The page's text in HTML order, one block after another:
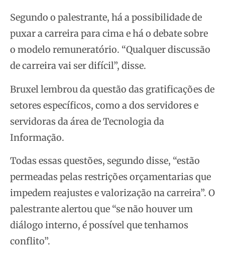
Segundo o palestrante, há a possibilidade de
puxar a carreira para cima e há o debate sobre
o modelo remuneratório. “Qualquer discussão
de carreira vai ser difícil”, disse.
Bruxel lembrou da questão das gratificações de
setores específicos, como a dos servidores e
servidoras da área de Tecnologia da
Informação.
Todas essas questões, segundo disse, “estão
permeadas pelas restrições orçamentarias que
impedem reajustes e valorização na carreira”. O
palestrante alertou que “se não houver um
diálogo interno, é possível que tenhamos
conflito”.